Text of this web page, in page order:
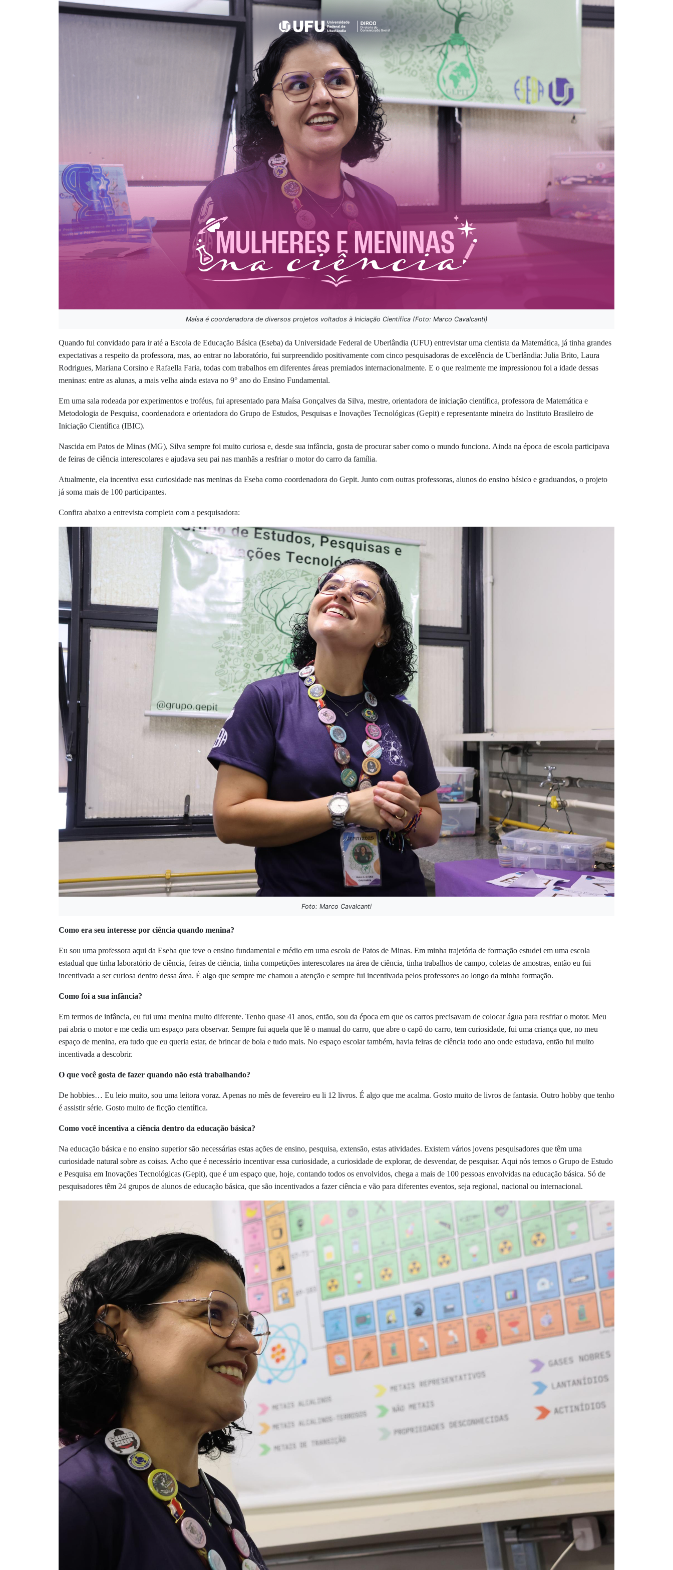
Maísa é coordenadora de diversos projetos voltados à Iniciação Científica (Foto: Marco Cavalcanti)
Quando fui convidado para ir até a Escola de Educação Básica (Eseba) da Universidade Federal de Uberlândia (UFU) entrevistar uma cientista da Matemática, já tinha grandes
expectativas a respeito da professora, mas, ao entrar no laboratório, fui surpreendido positivamente com cinco pesquisadoras de excelência de Uberlândia: Julia Brito, Laura
Rodrigues, Mariana Corsino e Rafaella Faria, todas com trabalhos em diferentes áreas premiados internacionalmente. E o que realmente me impressionou foi a idade dessas
meninas: entre as alunas, a mais velha ainda estava no 9° ano do Ensino Fundamental.
Em uma sala rodeada por experimentos e troféus, fui apresentado para Maísa Gonçalves da Silva, mestre, orientadora de iniciação científica, professora de Matemática e
Metodologia de Pesquisa, coordenadora e orientadora do Grupo de Estudos, Pesquisas e Inovações Tecnológicas (Gepit) e representante mineira do Instituto Brasileiro de
Iniciação Científica (IBIC).
Nascida em Patos de Minas (MG), Silva sempre foi muito curiosa e, desde sua infância, gosta de procurar saber como o mundo funciona. Ainda na época de escola participava
de feiras de ciência interescolares e ajudava seu pai nas manhãs a resfriar o motor do carro da família.
Atualmente, ela incentiva essa curiosidade nas meninas da Eseba como coordenadora do Gepit. Junto com outras professoras, alunos do ensino básico e graduandos, o projeto
já soma mais de 100 participantes.
Confira abaixo a entrevista completa com a pesquisadora:
Foto: Marco Cavalcanti
Como era seu interesse por ciência quando menina?
Eu sou uma professora aqui da Eseba que teve o ensino fundamental e médio em uma escola de Patos de Minas. Em minha trajetória de formação estudei em uma escola
estadual que tinha laboratório de ciência, feiras de ciência, tinha competições interescolares na área de ciência, tinha trabalhos de campo, coletas de amostras, então eu fui
incentivada a ser curiosa dentro dessa área. É algo que sempre me chamou a atenção e sempre fui incentivada pelos professores ao longo da minha formação.
Como foi a sua infância?
Em termos de infância, eu fui uma menina muito diferente. Tenho quase 41 anos, então, sou da época em que os carros precisavam de colocar água para resfriar o motor. Meu
pai abria o motor e me cedia um espaço para observar. Sempre fui aquela que lê o manual do carro, que abre o capô do carro, tem curiosidade, fui uma criança que, no meu
espaço de menina, era tudo que eu queria estar, de brincar de bola e tudo mais. No espaço escolar também, havia feiras de ciência todo ano onde estudava, então fui muito
incentivada a descobrir.
O que você gosta de fazer quando não está trabalhando?
De hobbies… Eu leio muito, sou uma leitora voraz. Apenas no mês de fevereiro eu li 12 livros. É algo que me acalma. Gosto muito de livros de fantasia. Outro hobby que tenho
é assistir série. Gosto muito de ficção científica.
Como você incentiva a ciência dentro da educação básica?
Na educação básica e no ensino superior são necessárias estas ações de ensino, pesquisa, extensão, estas atividades. Existem vários jovens pesquisadores que têm uma
curiosidade natural sobre as coisas. Acho que é necessário incentivar essa curiosidade, a curiosidade de explorar, de desvendar, de pesquisar. Aqui nós temos o Grupo de Estudo
e Pesquisa em Inovações Tecnológicas (Gepit), que é um espaço que, hoje, contando todos os envolvidos, chega a mais de 100 pessoas envolvidas na educação básica. Só de
pesquisadores têm 24 grupos de alunos de educação básica, que são incentivados a fazer ciência e vão para diferentes eventos, seja regional, nacional ou internacional.